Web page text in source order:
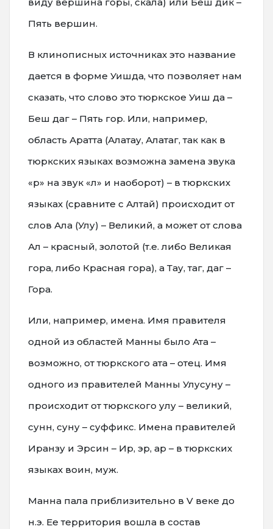
виду вершина горы, скала) или Беш дик –
Пять вершин.
В клинописных источниках это название
дается в форме Уишда, что позволяет нам
сказать, что слово это тюркское Уиш да –
Беш даг – Пять гор. Или, например,
область Аратта (Алатау, Алатаг, так как в
тюркских языках возможна замена звука
«р» на звук «л» и наоборот) – в тюркских
языках (сравните с Алтай) происходит от
слов Ала (Улу) – Великий, а может от слова
Ал – красный, золотой (т.е. либо Великая
гора, либо Красная гора), а Тау, таг, даг –
Гора.
Или, например, имена. Имя правителя
одной из областей Манны было Ата –
возможно, от тюркского ата – отец. Имя
одного из правителей Манны Улусуну –
происходит от тюркского улу – великий,
сунн, суну – суффикс. Имена правителей
Иранзу и Эрсин – Ир, эр, ар – в тюркских
языках воин, муж.
Манна пала приблизительно в V веке до
н.э. Ее территория вошла в состав